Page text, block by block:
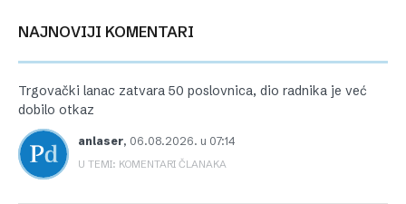
NAJNOVIJI KOMENTARI
Trgovački lanac zatvara 50 poslovnica, dio radnika je već
dobilo otkaz
anlaser, 06.08.2026. u 07:14
U TEMI: KOMENTARI ČLANAKA